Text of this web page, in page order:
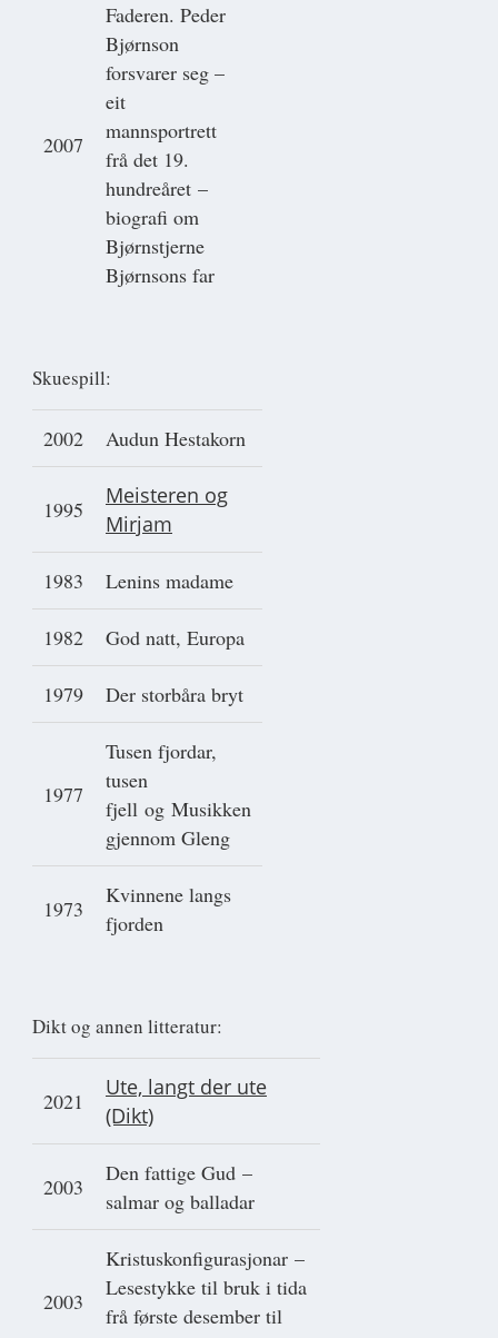
2007
Faderen. Peder
Bjørnson
forsvarer seg –
eit
mannsportrett
frå det 19.
hundreåret –
biografi om
Bjørnstjerne
Bjørnsons far
Skuespill:
2002 Audun Hestakorn
1995
Meisteren og
Mirjam
1983 Lenins madame
1982 God natt, Europa
1979 Der storbåra bryt
1977
Tusen fjordar,
tusen
fjell og Musikken
gjennom Gleng
1973
Kvinnene langs
fjorden
Dikt og annen litteratur:
2021
Ute, langt der ute
(Dikt)
2003
Den fattige Gud –
salmar og balladar
2003
Kristuskonfigurasjonar –
Lesestykke til bruk i tida
frå første desember til